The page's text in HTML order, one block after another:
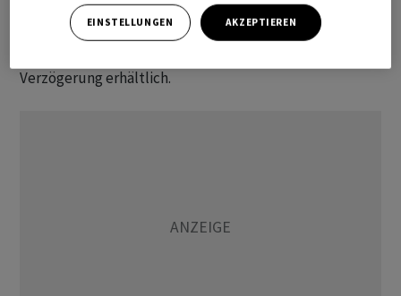
Produkten wie Kunststoffen. Aber auch elektronische
Komponenten und Industriemetalle sind laut der
Verzögerung erhältlich.
EINSTELLUNGEN AKZEPTIEREN